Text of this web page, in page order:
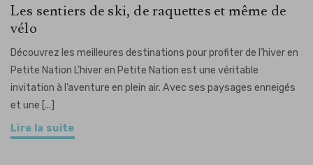
Les sentiers de ski, de raquettes et même de
vélo
Découvrez les meilleures destinations pour profiter de l’hiver en
Petite Nation L’hiver en Petite Nation est une véritable
invitation à l’aventure en plein air. Avec ses paysages enneigés
et une [...]
Lire la suite